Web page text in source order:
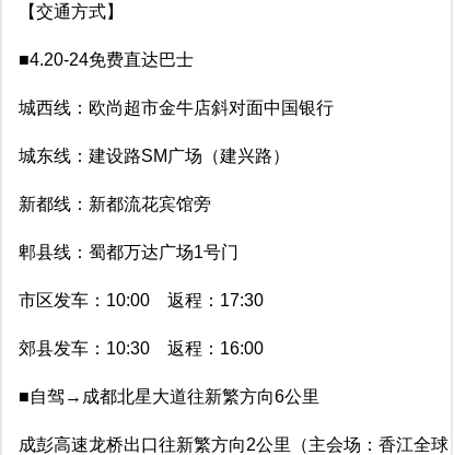
【交通方式】
■4.20-24免费直达巴士
城西线：欧尚超市金牛店斜对面中国银行
城东线：建设路SM广场（建兴路）
新都线：新都流花宾馆旁
郫县线：蜀都万达广场1号门
市区发车：10:00 返程：17:30
郊县发车：10:30 返程：16:00
■自驾→成都北星大道往新繁方向6公里
成彭高速龙桥出口往新繁方向2公里（主会场：香江全球